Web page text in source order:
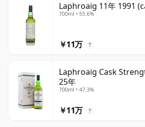
Laphroaig 11年 1991
700ml • 55.6%
￥11万 ?
Laphroaig Cask
25年
700ml • 47.3%
￥11万 ?